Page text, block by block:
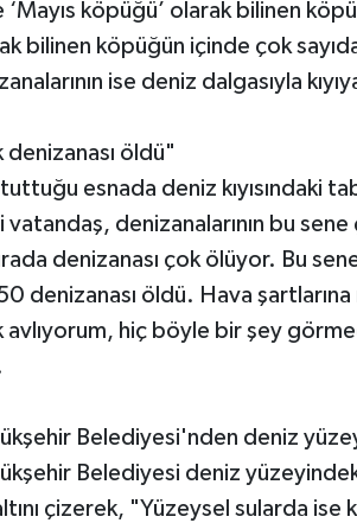
köpüğü’ olarak bilinen
bilinen köpüğün içinde çok
ise deniz dalgasıyla
denizanası öldü"
esnada deniz kıyısındaki
vatandaş, denizanalarının bu
denizanası çok ölüyor. Bu
denizanası öldü. Hava şartlarına
avlıyorum, hiç böyle bir şey
Belediyesi'nden deniz
Belediyesi deniz
çizerek, "Yüzeysel sularda